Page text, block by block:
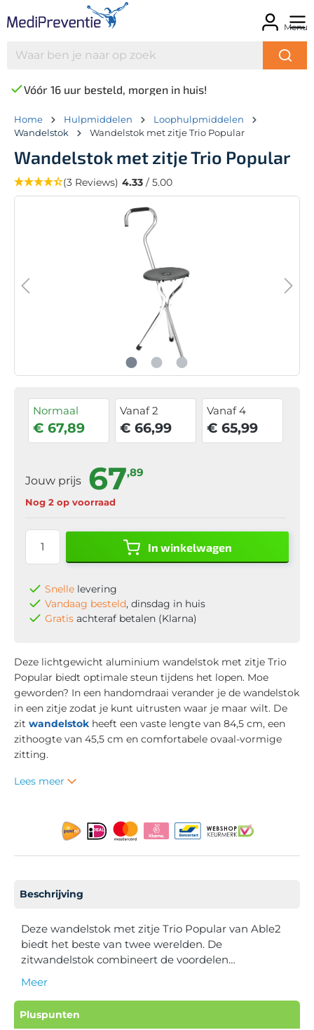
Menu
Vóór 16 uur besteld, morgen in huis!
Home Hulpmiddelen
Loophulpmiddelen
Wandelstok
Wandelstok met zitje Trio Popular
Wandelstok met zitje Trio Popular
(3 Reviews) 4.33 / 5.00
Normaal
€ 67,89
Vanaf 2
€ 66,99
Vanaf 4
€ 65,99
Jouw prijs 67,89
Nog 2 op voorraad
In winkelwagen
Snelle levering
Vandaag besteld, dinsdag in huis
Gratis achteraf betalen (Klarna)
Deze lichtgewicht aluminium wandelstok met zitje Trio
Popular biedt optimale steun tijdens het lopen. Moe
geworden? In een handomdraai verander je de wandelstok
in een zitje zodat je kunt uitrusten waar je maar wilt. De
zit wandelstok heeft een vaste lengte van 84,5 cm, een
zithoogte van 45,5 cm en comfortabele ovaal-vormige
zitting.
Lees meer
Beschrijving
Deze wandelstok met zitje Trio Popular van Able2
biedt het beste van twee werelden. De
zitwandelstok combineert de voordelen…
Meer
Pluspunten